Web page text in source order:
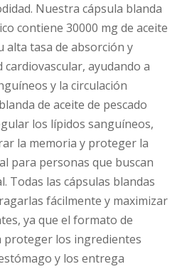
Nuestra cápsula blanda
contiene 30000 mg de aceite
alta tasa de absorción y
ayudando a
y la circulación
de aceite de pescado
los lípidos sanguíneos,
la memoria y proteger la
para personas que buscan
Todas las cápsulas blandas
fácilmente y maximizar
ya que el formato de
proteger los ingredientes
y los entrega